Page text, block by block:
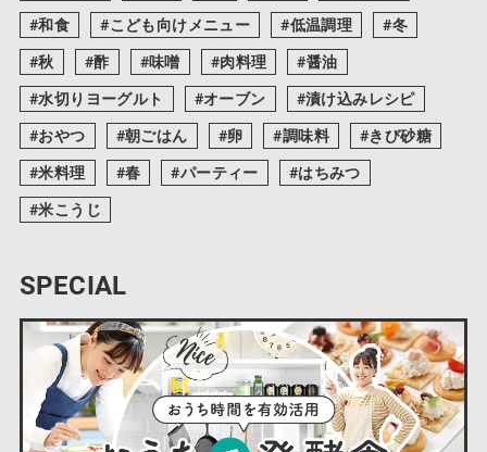
和食
こども向けメニュー 低温調理
冬
秋
酢 味噌 肉料理
醤油
水切りヨーグルト
オーブン
漬け込みレシピ
おやつ
朝ごはん 卵 調味料
きび砂糖
米料理
春 パーティー
はちみつ
米こうじ
SPECIAL